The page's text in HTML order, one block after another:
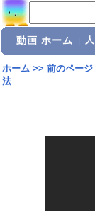
動画 ホーム
ホーム>> 前のページ
法